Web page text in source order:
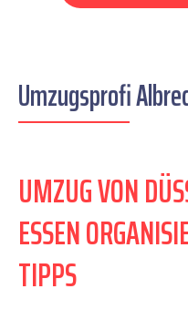
Umzugsprofi
UMZUG VON
ESSEN
TIPPS